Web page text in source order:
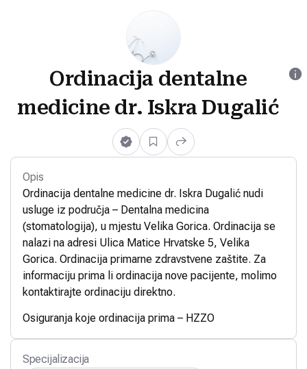
Ordinacija dentalne
medicine dr. Iskra Dugalić
Opis
Ordinacija dentalne medicine dr. Iskra Dugalić nudi
usluge iz područja – Dentalna medicina
(stomatologija), u mjestu Velika Gorica. Ordinacija se
nalazi na adresi Ulica Matice Hrvatske 5, Velika
Gorica. Ordinacija primarne zdravstvene zaštite. Za
informaciju prima li ordinacija nove pacijente, molimo
kontaktirajte ordinaciju direktno.
Osiguranja koje ordinacija prima – HZZO
Specijalizacija